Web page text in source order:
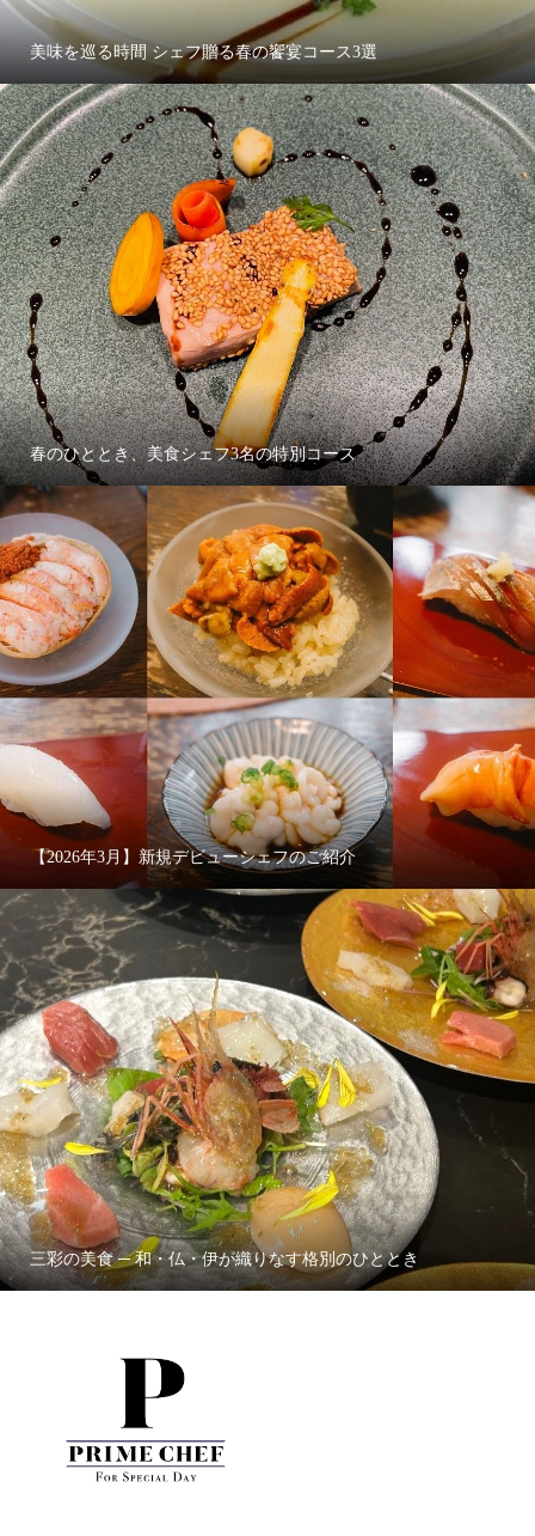
美味を巡る時間 シェフ贈る春の饗宴コース3選
春のひととき、美食シェフ3名の特別コース
【2026年3月】新規デビューシェフのご紹介
三彩の美食 ─ 和・仏・伊が織りなす格別のひととき